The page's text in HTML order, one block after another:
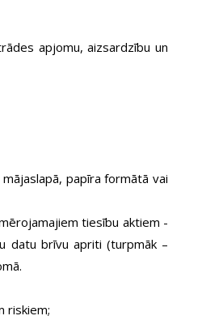
apjomu, aizsardzību un
papīra formātā vai
tiesību aktiem -
datu brīvu apriti (turpmāk –
riskiem;